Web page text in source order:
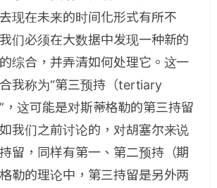
现在未来的时间化形式有所不
们必须在大数据中发现一种新的
综合，并弄清如何处理它。这一
我称为“第三预持（tertiary
这可能是对斯蒂格勒的第三持留
我们之前讨论的，对胡塞尔来说
留，同样有第一、第二预持（期
勒的理论中，第三持留是另外两